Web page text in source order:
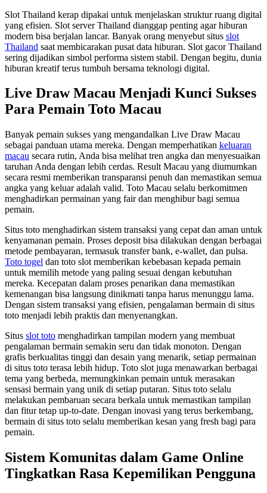
Slot Thailand kerap dipakai untuk menjelaskan struktur ruang digital
yang efisien. Slot server Thailand dianggap penting agar hiburan
modern bisa berjalan lancar. Banyak orang menyebut situs slot
Thailand saat membicarakan pusat data hiburan. Slot gacor Thailand
sering dijadikan simbol performa sistem stabil. Dengan begitu, dunia
hiburan kreatif terus tumbuh bersama teknologi digital.
Live Draw Macau Menjadi Kunci Sukses
Para Pemain Toto Macau
Banyak pemain sukses yang mengandalkan Live Draw Macau
sebagai panduan utama mereka. Dengan memperhatikan keluaran
macau secara rutin, Anda bisa melihat tren angka dan menyesuaikan
taruhan Anda dengan lebih cerdas. Result Macau yang diumumkan
secara resmi memberikan transparansi penuh dan memastikan semua
angka yang keluar adalah valid. Toto Macau selalu berkomitmen
menghadirkan permainan yang fair dan menghibur bagi semua
pemain.
Situs toto menghadirkan sistem transaksi yang cepat dan aman untuk
kenyamanan pemain. Proses deposit bisa dilakukan dengan berbagai
metode pembayaran, termasuk transfer bank, e-wallet, dan pulsa.
Toto togel dan toto slot memberikan kebebasan kepada pemain
untuk memilih metode yang paling sesuai dengan kebutuhan
mereka. Kecepatan dalam proses penarikan dana memastikan
kemenangan bisa langsung dinikmati tanpa harus menunggu lama.
Dengan sistem transaksi yang efisien, pengalaman bermain di situs
toto menjadi lebih praktis dan menyenangkan.
Situs slot toto menghadirkan tampilan modern yang membuat
pengalaman bermain semakin seru dan tidak monoton. Dengan
grafis berkualitas tinggi dan desain yang menarik, setiap permainan
di situs toto terasa lebih hidup. Toto slot juga menawarkan berbagai
tema yang berbeda, memungkinkan pemain untuk merasakan
sensasi bermain yang unik di setiap putaran. Situs toto selalu
melakukan pembaruan secara berkala untuk memastikan tampilan
dan fitur tetap up-to-date. Dengan inovasi yang terus berkembang,
bermain di situs toto selalu memberikan kesan yang fresh bagi para
pemain.
Sistem Komunitas dalam Game Online
Tingkatkan Rasa Kepemilikan Pengguna